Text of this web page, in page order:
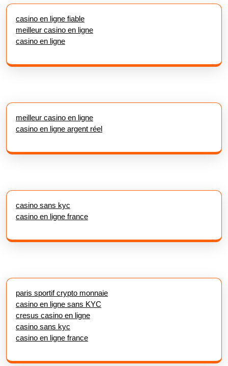
casino en ligne fiable
meilleur casino en ligne
casino en ligne
meilleur casino en ligne
casino en ligne argent réel
casino sans kyc
casino en ligne france
paris sportif crypto monnaie
casino en ligne sans KYC
cresus casino en ligne
casino sans kyc
casino en ligne france